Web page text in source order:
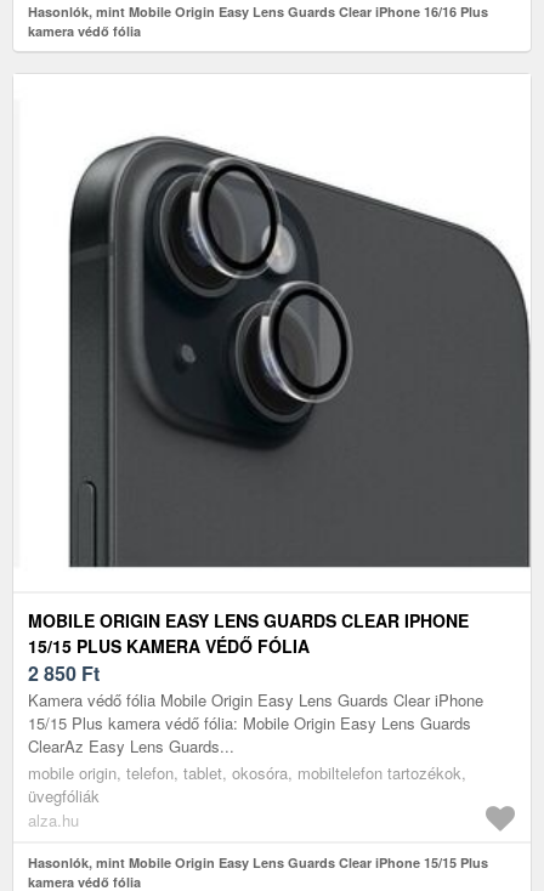
Hasonlók, mint Mobile Origin Easy Lens Guards Clear iPhone 16/16 Plus
kamera védő fólia
MOBILE ORIGIN EASY LENS GUARDS CLEAR IPHONE
15/15 PLUS KAMERA VÉDŐ FÓLIA
2 850 Ft
Kamera védő fólia Mobile Origin Easy Lens Guards Clear iPhone
15/15 Plus kamera védő fólia: Mobile Origin Easy Lens Guards
ClearAz Easy Lens Guards...
mobile origin, telefon, tablet, okosóra, mobiltelefon tartozékok,
üvegfóliák
alza.hu
Hasonlók, mint Mobile Origin Easy Lens Guards Clear iPhone 15/15 Plus
kamera védő fólia